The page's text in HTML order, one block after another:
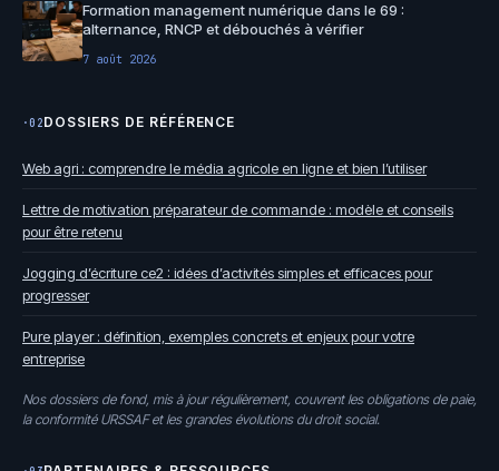
Formation management numérique dans le 69 :
alternance, RNCP et débouchés à vérifier
7 août 2026
·02DOSSIERS DE RÉFÉRENCE
Web agri : comprendre le média agricole en ligne et bien l’utiliser
Lettre de motivation préparateur de commande : modèle et conseils
pour être retenu
Jogging d’écriture ce2 : idées d’activités simples et efficaces pour
progresser
Pure player : définition, exemples concrets et enjeux pour votre
entreprise
Nos dossiers de fond, mis à jour régulièrement, couvrent les obligations de paie,
la conformité URSSAF et les grandes évolutions du droit social.